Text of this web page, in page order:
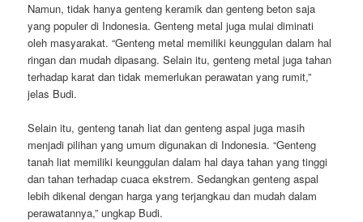
Namun, tidak hanya genteng keramik dan genteng beton saja
yang populer di Indonesia. Genteng metal juga mulai diminati
oleh masyarakat. “Genteng metal memiliki keunggulan dalam hal
ringan dan mudah dipasang. Selain itu, genteng metal juga tahan
terhadap karat dan tidak memerlukan perawatan yang rumit,”
jelas Budi.
Selain itu, genteng tanah liat dan genteng aspal juga masih
menjadi pilihan yang umum digunakan di Indonesia. “Genteng
tanah liat memiliki keunggulan dalam hal daya tahan yang tinggi
dan tahan terhadap cuaca ekstrem. Sedangkan genteng aspal
lebih dikenal dengan harga yang terjangkau dan mudah dalam
perawatannya,” ungkap Budi.